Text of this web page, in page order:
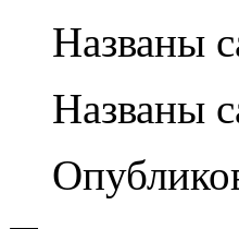
Названы
Названы